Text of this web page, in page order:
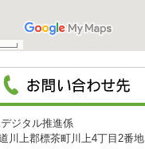
ジタル推進係
川上郡標茶町川上4丁目2番地